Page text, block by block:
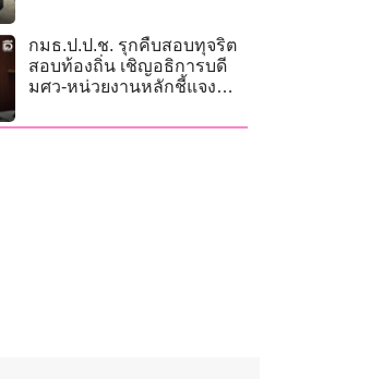
กมธ.ป.ป.ช. รุกคืบสอบทุจริต
สอบท้องถิ่น เชิญอธิการบดี
มศว-หน่วยงานหลักชี้แจง